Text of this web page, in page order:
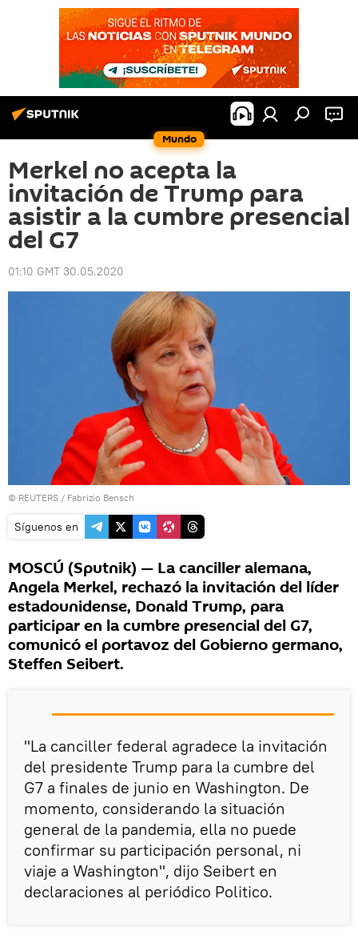
Mundo
Merkel no acepta la
invitación de Trump para
asistir a la cumbre presencial
del G7
01:10 GMT 30.05.2020
© REUTERS / Fabrizio Bensch
Síguenos en
MOSCÚ (Sputnik) — La canciller alemana,
Angela Merkel, rechazó la invitación del líder
estadounidense, Donald Trump, para
participar en la cumbre presencial del G7,
comunicó el portavoz del Gobierno germano,
Steffen Seibert.
"La canciller federal agradece la invitación
del presidente Trump para la cumbre del
G7 a finales de junio en Washington. De
momento, considerando la situación
general de la pandemia, ella no puede
confirmar su participación personal, ni
viaje a Washington", dijo Seibert en
declaraciones al periódico Politico.